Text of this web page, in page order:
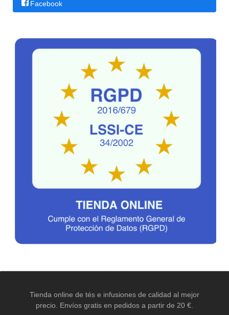
Facebook
Tienda online de tés e infusiones de calidad al mejor
precio. Envíos gratis en pedidos a partir de 20 €.